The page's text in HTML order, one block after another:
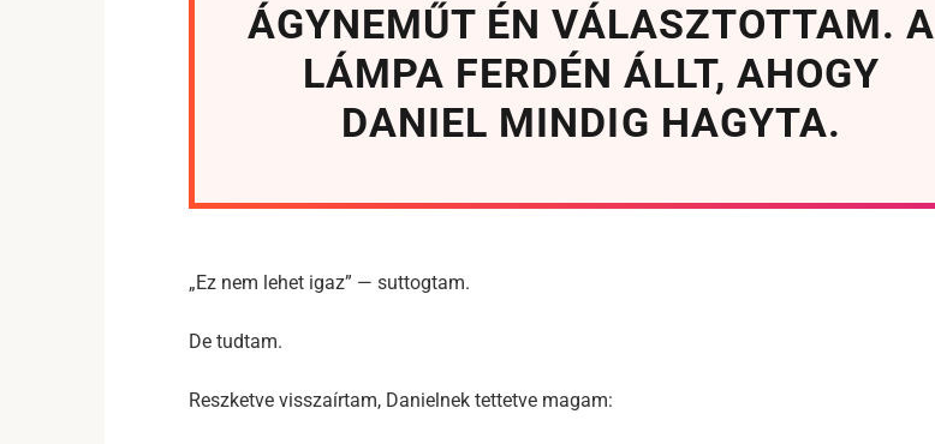
ÁGYNEMŰT ÉN VÁLASZTOTTAM. A
LÁMPA FERDÉN ÁLLT, AHOGY
DANIEL MINDIG HAGYTA.
„Ez nem lehet igaz” — suttogtam.
De tudtam.
Reszketve visszaírtam, Danielnek tettetve magam: